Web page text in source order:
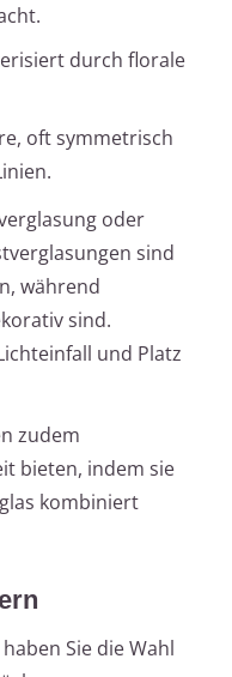
durch florale
oft symmetrisch
oder
sind
während
sind.
und Platz
zudem
bieten, indem sie
kombiniert
Sie die Wahl